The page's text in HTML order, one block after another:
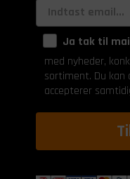
Ja tak til
med nyheder,
sortiment. Du kan
accepterer